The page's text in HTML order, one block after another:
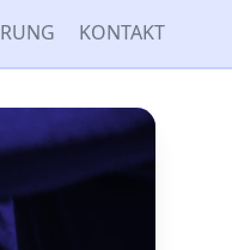
KONTAKT